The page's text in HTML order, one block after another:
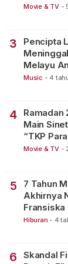
Movie & TV -
3
Pencipta
Melayu
Music - 4
4
Ramadan
Main
“TKP
Movie & TV -
5
7 Tahun
Akhirnya
Fransiska
Hiburan - 4
6
Skandal